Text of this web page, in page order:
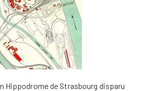
Hippodrome de Strasbourg disparu